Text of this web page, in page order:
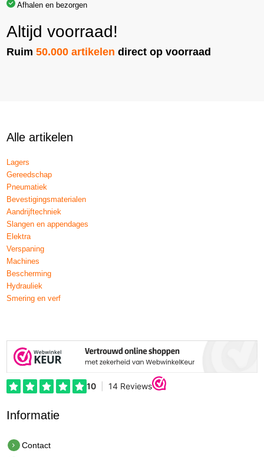
Afhalen en bezorgen
Altijd voorraad!
Ruim50.000 artikelen direct op voorraad
Alle artikelen
Lagers
Gereedschap
Pneumatiek
Bevestigingsmaterialen
Aandrijftechniek
Slangen en appendages
Elektra
Verspaning
Machines
Bescherming
Hydrauliek
Smering en verf
Informatie
Contact